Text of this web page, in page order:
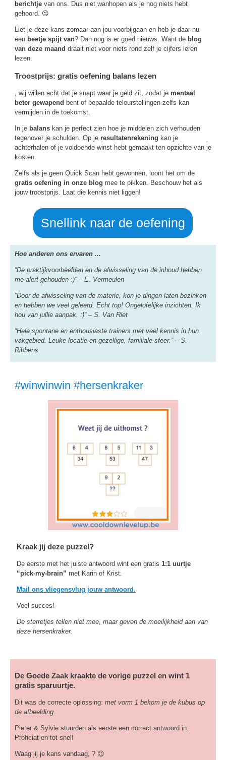
berichtje van ons. Dus niet wanhopen als je nog niets hebt
gehoord. 😉
Liet je deze kans zomaar aan jou voorbijgaan en heb je daar nu
een beetje spijt van? Dan nog is er goed nieuws. Want de blog
van deze maand draait niet voor niets rond zelf je cijfers leren
lezen.
Troostprijs: gratis oefening balans lezen
, wij willen echt dat je snapt waar je geld zit, zodat je mentaal
beter gewapend bent of bepaalde teleurstellingen zelfs kan
vermijden in de toekomst.
In je balans kan je perfect zien hoe je middelen zich verhouden
tegenover je schulden. Op je resultatenrekening kan je
achterhalen of je voldoende winst hebt gemaakt ten opzichte van je
kosten.
Zelfs als je geen Quick Scan hebt gewonnen, loont het om de
gratis oefening in onze blog mee te pikken. Beschouw het als
jouw troostprijs. Laat die kennis niet liggen!
Snellink naar de oefening
Hoe anderen ons ervaren ...
“De praktijkvoorbeelden en de afwisseling van de inhoud hebben
me alert gehouden :)” – E. Vermeulen
“Door de afwisseling van de materie, kon je dingen laten bezinken
en hebben we veel geleerd. Echt top! Ongelofelijke inzichten. Ik
hou van jullie aanpak. :)” – S. Van Riet
“Hele spontane en enthousiaste trainers met veel kennis in hun
vakgebied. Leuke locatie en gezellige, familiale sfeer.” – S.
Ribbens
#winwinwin #hersenkraker
Kraak jij deze puzzel?
De eerste met het juiste antwoord wint een gratis 1:1 uurtje
“pick-my-brain” met Karin of Krist.
Mail ons vliegensvlug jouw antwoord.
Veel succes!
De sterretjes tellen niet mee, maar geven de moeilijkheid aan van
deze hersenkraker.
De Goede Zaak kraakte de vorige puzzel en wint 1
gratis sparuurtje.
Dit was de correcte oplossing: met vorm 1 bekom je de kubus op
de afbeelding.
Pieter & Sylvie stuurden als eerste een correct antwoord in.
Proficiat en tot snel!
Waag jij je kans vandaag, ? 😉